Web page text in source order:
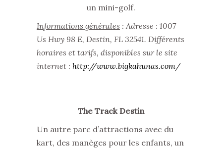
un mini-golf.
Informations générales : Adresse : 1007
Us Hwy 98 E, Destin, FL 32541. Différents
horaires et tarifs, disponibles sur le site
internet : http://www.bigkahunas.com/
The Track Destin
Un autre parc d’attractions avec du
kart, des manèges pour les enfants, un